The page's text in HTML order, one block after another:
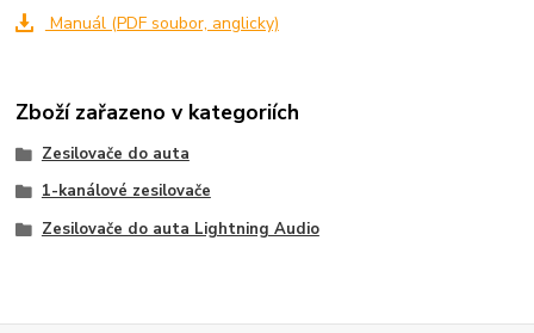
Manuál (PDF soubor, anglicky)
Zboží zařazeno v kategoriích
Zesilovače do auta
1-kanálové zesilovače
Zesilovače do auta Lightning Audio